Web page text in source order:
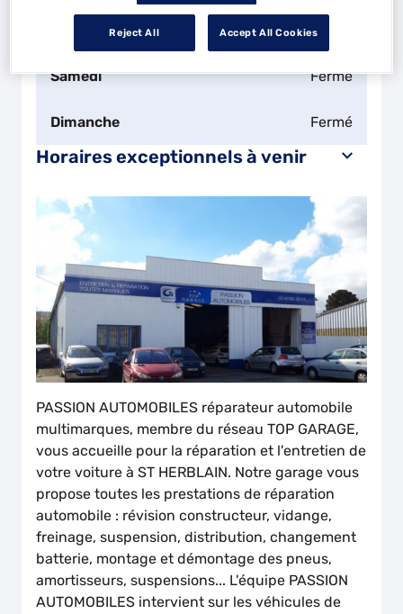
Vendredi 08:00 - 12:1514:00 - 18:15
Samedi Fermé
Dimanche Fermé
Horaires exceptionnels à venir
PASSION AUTOMOBILES réparateur automobile
multimarques, membre du réseau TOP GARAGE,
vous accueille pour la réparation et l'entretien de
votre voiture à ST HERBLAIN. Notre garage vous
propose toutes les prestations de réparation
automobile : révision constructeur, vidange,
freinage, suspension, distribution, changement
batterie, montage et démontage des pneus,
amortisseurs, suspensions... L'équipe PASSION
AUTOMOBILES intervient sur les véhicules de
Reject All Accept All Cookies